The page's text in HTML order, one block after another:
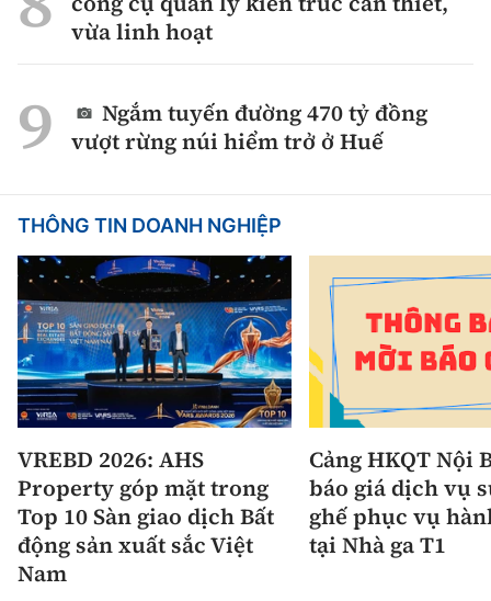
vừa linh hoạt
Ngắm tuyến đường 470 tỷ đồng
vượt rừng núi hiểm trở ở Huế
THÔNG TIN DOANH NGHIỆP
VREBD 2026: AHS
Property góp mặt trong
Top 10 Sàn giao dịch Bất
động sản xuất sắc Việt
Nam
Cảng HKQT Nội
báo giá dịch vụ
ghế phục vụ
tại Nhà ga T1